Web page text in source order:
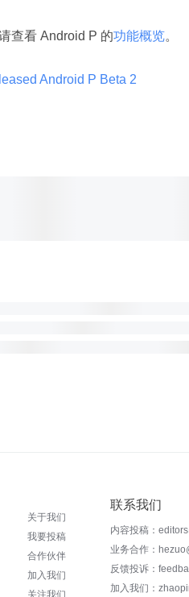
查看 Android P 的功能概览。
Android P Beta 2
关于我们
我要投稿
合作伙伴
加入我们
关注我们
联系我们
内容投稿：
业务合作：
反馈投诉：
加入我们：